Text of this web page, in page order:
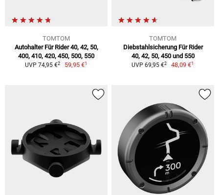
TOMTOM
Autohalter Für Rider 40, 42, 50,
400, 410, 420, 450, 500, 550
UVP 74,95 €2 59,95 €1
TOMTOM
Diebstahlsicherung Für Rider
40, 42, 50, 450 und 550
UVP 69,95 €2 48,09 €1